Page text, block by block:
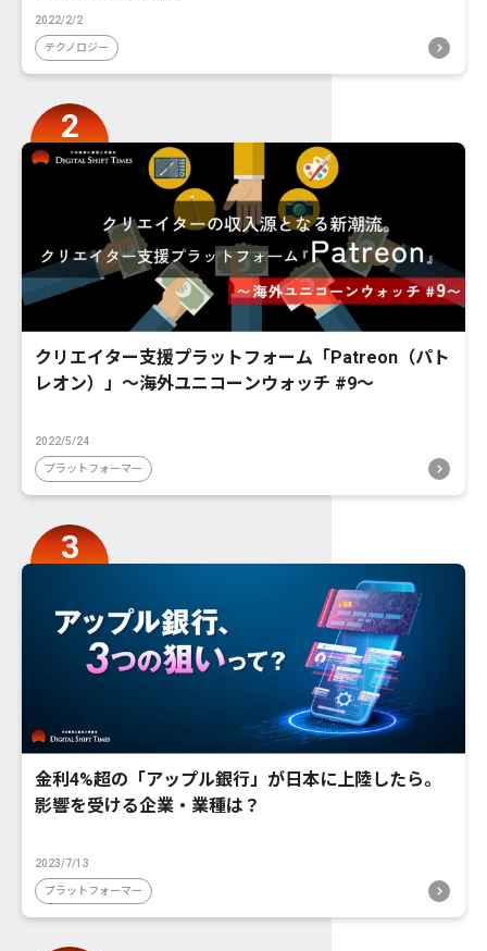
2022/2/2
テクノロジー
クリエイター支援プラットフォーム「Patreon（パト
レオン）」〜海外ユニコーンウォッチ #9〜
2022/5/24
プラットフォーマー
金利4%超の「アップル銀行」が日本に上陸したら。
影響を受ける企業・業種は？
2023/7/13
プラットフォーマー